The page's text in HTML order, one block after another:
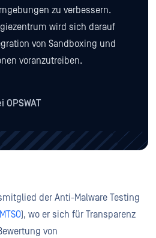
zu verbessern.
wird sich darauf
von Sandboxing und
voranzutreiben.
der Anti-Malware Testing
), wo er sich für Transparenz
von